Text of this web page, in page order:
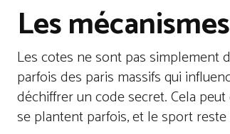
Les
Les cotes ne sont pas simplement
parfois des paris massifs qui
déchiffrer un code secret. Cela
se plantent parfois, et le sport